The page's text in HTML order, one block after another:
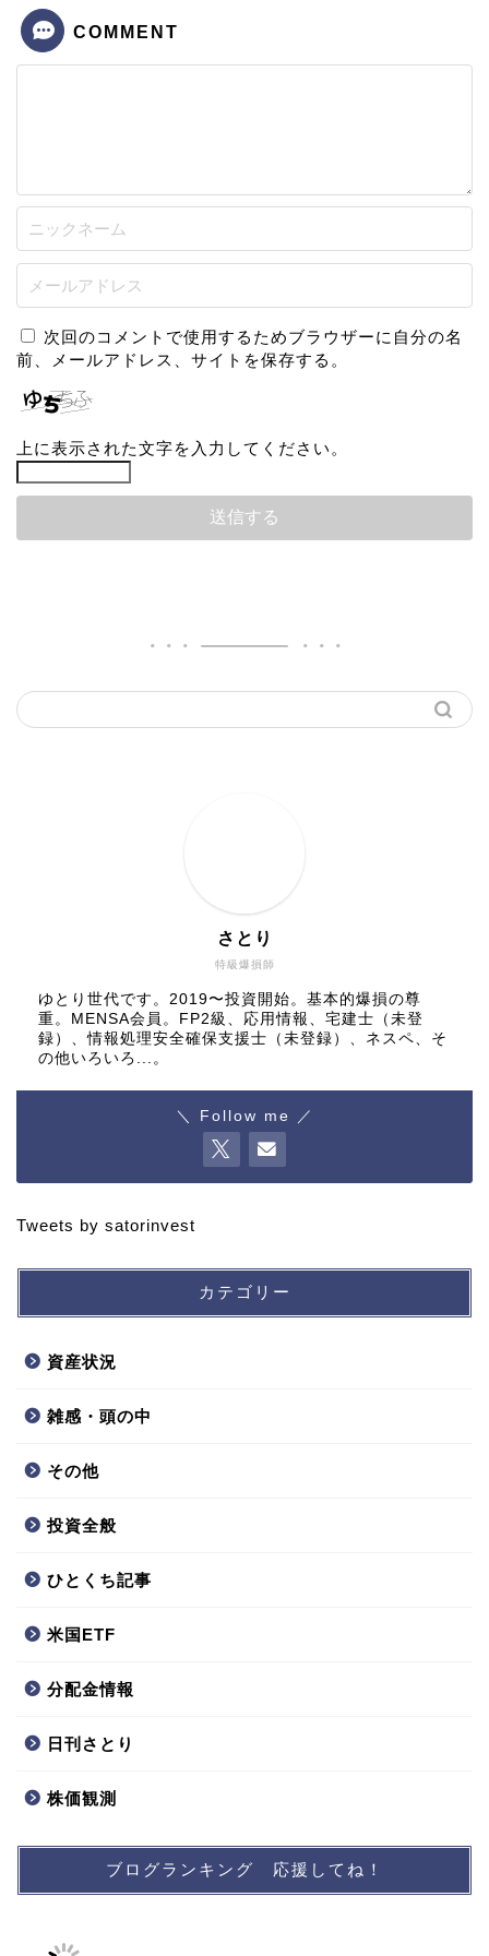
COMMENT
次回のコメントで使用するためブラウザーに自分の名
前、メールアドレス、サイトを保存する。
上に表示された文字を入力してください。
特級爆損師
さとり
ゆとり世代です。2019〜投資開始。基本的爆損の尊
重。MENSA会員。FP2級、応用情報、宅建士（未登
録）、情報処理安全確保支援士（未登録）、ネスペ、そ
の他いろいろ...。
＼ Follow me ／
Tweets by satorinvest
カテゴリー
資産状況
雑感・頭の中
その他
投資全般
ひとくち記事
米国ETF
分配金情報
日刊さとり
株価観測
ブログランキング 応援してね！